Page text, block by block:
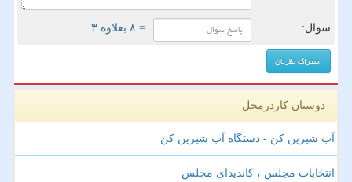
سوال: = ۸ بعلاوه ۳
دوستان کاردرمحل
آب شیرین کن - دستگاه آب شیرین کن
انتخابات مجلس ، کاندیدای مجلس